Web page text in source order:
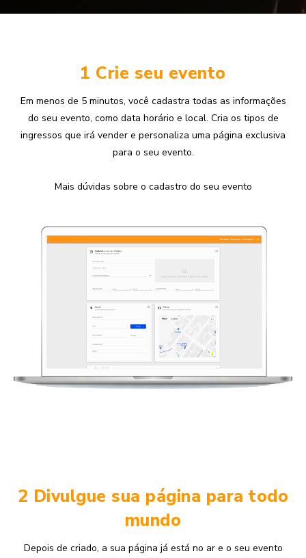
1 Crie seu evento
Em menos de 5 minutos, você cadastra todas as informações
do seu evento, como data horário e local. Cria os tipos de
ingressos que irá vender e personaliza uma página exclusiva
para o seu evento.
Mais dúvidas sobre o cadastro do seu evento
2 Divulgue sua página para todo
mundo
Depois de criado, a sua página já está no ar e o seu evento